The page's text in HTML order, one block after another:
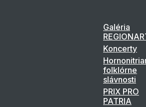
Galéria
Koncerty
folklórne
slávnosti
PRIX PRO
PATRIA